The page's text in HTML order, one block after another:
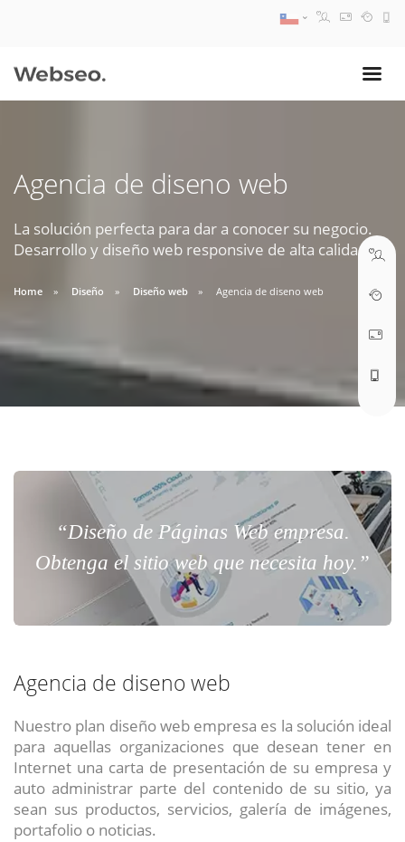
Agencia de diseno web
La solución perfecta para dar a conocer su negocio.
Desarrollo y diseño web responsive de alta calidad.
Home Diseño Diseño web Agencia de diseno web
“Diseño de Páginas Web empresa.
Obtenga el sitio web que necesita hoy.”
Agencia de diseno web
Nuestro plan diseño web empresa es la solución ideal
para aquellas organizaciones que desean tener en
Internet una carta de presentación de su empresa y
auto administrar parte del contenido de su sitio, ya
sean sus productos, servicios, galería de imágenes,
portafolio o noticias.
09:30 AM A 18:30 PM
soporte@webseo.cl